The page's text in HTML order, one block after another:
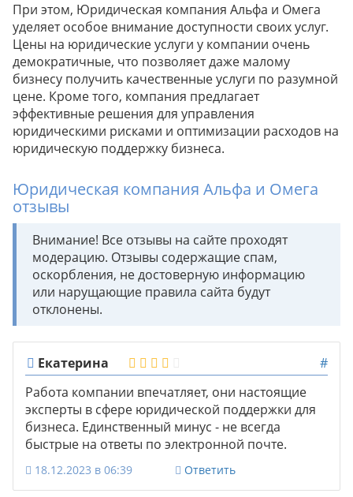
При этом, Юридическая компания Альфа и Омега
уделяет особое внимание доступности своих услуг.
Цены на юридические услуги у компании очень
демократичные, что позволяет даже малому
бизнесу получить качественные услуги по разумной
цене. Кроме того, компания предлагает
эффективные решения для управления
юридическими рисками и оптимизации расходов на
юридическую поддержку бизнеса.
Юридическая компания Альфа и Омега
отзывы
Внимание! Все отзывы на сайте проходят
модерацию. Отзывы содержащие спам,
оскорбления, не достоверную информацию
или нарущающие правила сайта будут
отклонены.
Екатерина
#
Работа компании впечатляет, они настоящие
эксперты в сфере юридической поддержки для
бизнеса. Единственный минус - не всегда
быстрые на ответы по электронной почте.
18.12.2023 в 06:39 Ответить